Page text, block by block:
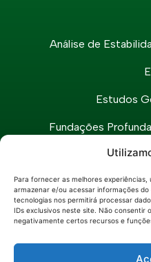
Para fornecer as melhores
armazenar e/ou acessar informações
tecnologias nos permitirá processar
IDs exclusivos neste site. Não
negativamente certos recursos e
Análise de
Estudos
Fundações
Muros e
Todos os Direitos Reservados